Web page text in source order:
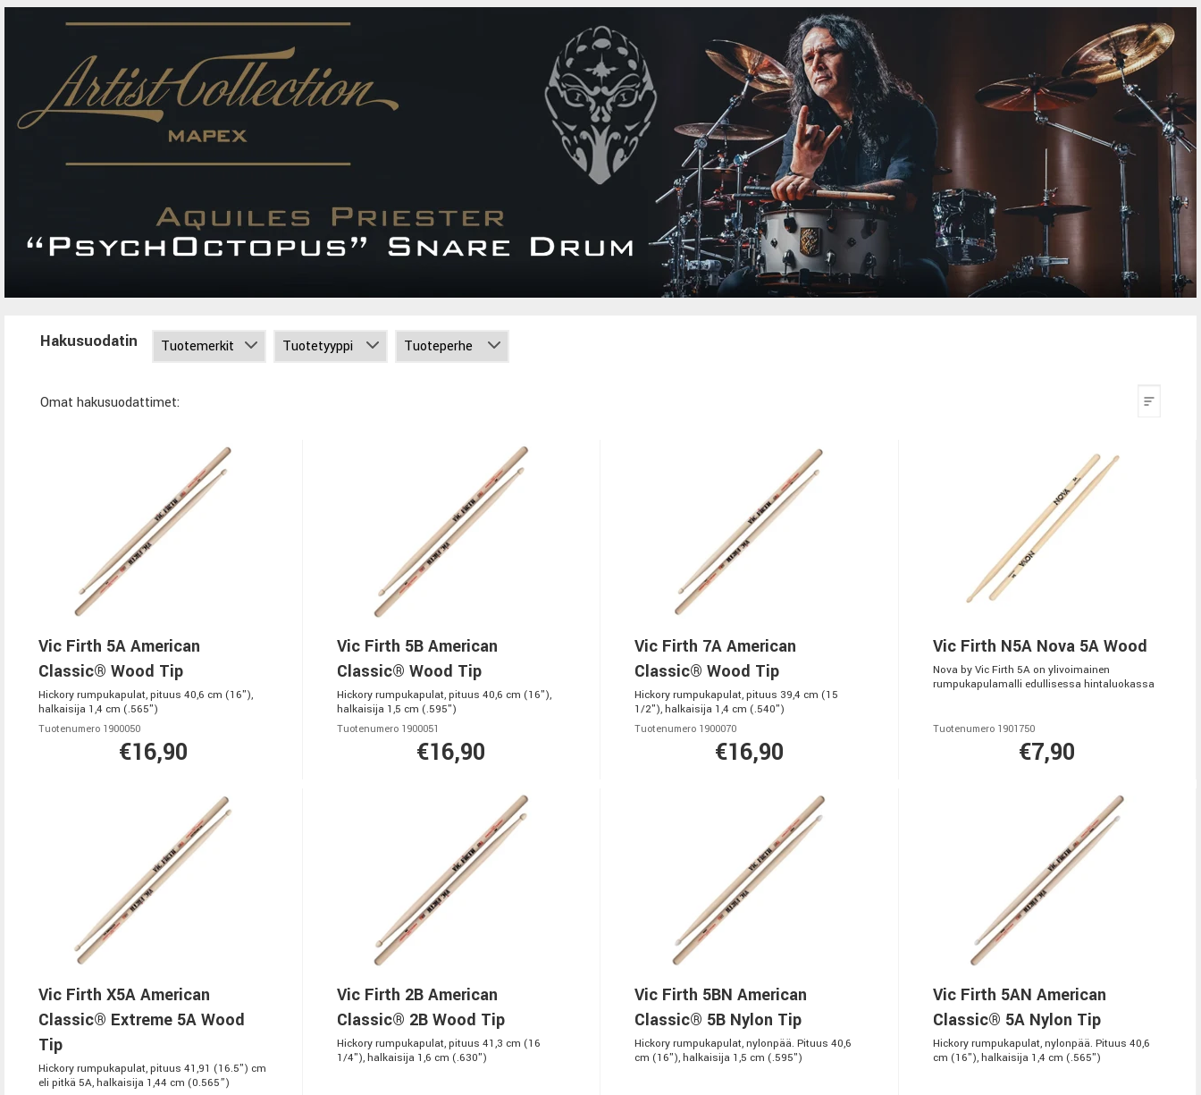
Hakusuodatin
Omat hakusuodattimet:
Vic Firth 5A American
Classic® Wood Tip
Hickory rumpukapulat, pituus 40,6 cm (16"),
halkaisija 1,4 cm (.565")
Tuotenumero 1900050
€16,90
Vic Firth 5B American
Classic® Wood Tip
Hickory rumpukapulat, pituus 40,6 cm (16"),
halkaisija 1,5 cm (.595")
Tuotenumero 1900051
€16,90
Vic Firth 7A American
Classic® Wood Tip
Hickory rumpukapulat, pituus 39,4 cm (15
1/2"), halkaisija 1,4 cm (.540")
Tuotenumero 1900070
€16,90
Vic Firth N5A Nova 5A Wood
Nova by Vic Firth 5A on ylivoimainen
rumpukapulamalli edullisessa hintaluokassa
Tuotenumero 1901750
€7,90
Vic Firth X5A American
Classic® Extreme 5A Wood
Tip
Hickory rumpukapulat, pituus 41,91 (16.5") cm
eli pitkä 5A, halkaisija 1,44 cm (0.565”)
Vic Firth 2B American
Classic® 2B Wood Tip
Hickory rumpukapulat, pituus 41,3 cm (16
1/4"), halkaisija 1,6 cm (.630")
Vic Firth 5BN American
Classic® 5B Nylon Tip
Hickory rumpukapulat, nylonpää. Pituus 40,6
cm (16"), halkaisija 1,5 cm (.595")
Vic Firth 5AN American
Classic® 5A Nylon Tip
Hickory rumpukapulat, nylonpää. Pituus 40,6
cm (16"), halkaisija 1,4 cm (.565")